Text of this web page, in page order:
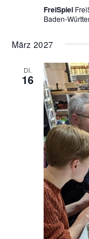
FreiSpiel
Baden-
März 2027
DI.
16